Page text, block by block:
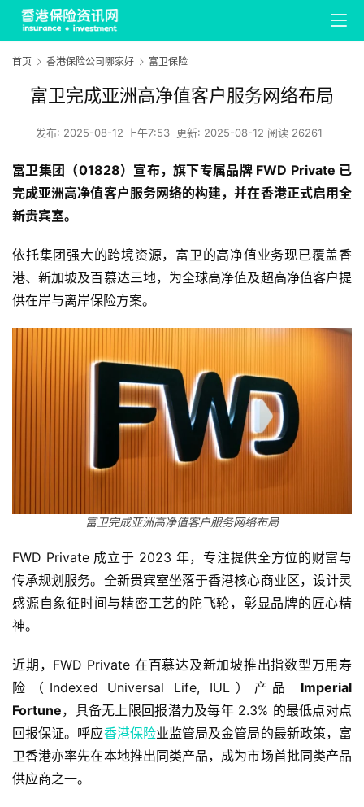
首页 香港保险公司哪家好 富卫保险
富卫完成亚洲高净值客户服务网络布局
发布: 2025-08-12 上午7:53 更新: 2025-08-12 阅读 26261
富卫集团（01828）宣布，旗下专属品牌 FWD Private 已
完成亚洲高净值客户服务网络的构建，并在香港正式启用全
新贵宾室。
依托集团强大的跨境资源，富卫的高净值业务现已覆盖香
港、新加坡及百慕达三地，为全球高净值及超高净值客户提
供在岸与离岸保险方案。
富卫完成亚洲高净值客户服务网络布局
FWD Private 成立于 2023 年，专注提供全方位的财富与
传承规划服务。全新贵宾室坐落于香港核心商业区，设计灵
感源自象征时间与精密工艺的陀飞轮，彰显品牌的匠心精
神。
近期，FWD Private 在百慕达及新加坡推出指数型万用寿
险（Indexed Universal Life, IUL）产品 Imperial
Fortune，具备无上限回报潜力及每年 2.3% 的最低点对点
回报保证。呼应香港保险业监管局及金管局的最新政策，富
卫香港亦率先在本地推出同类产品，成为市场首批同类产品
供应商之一。